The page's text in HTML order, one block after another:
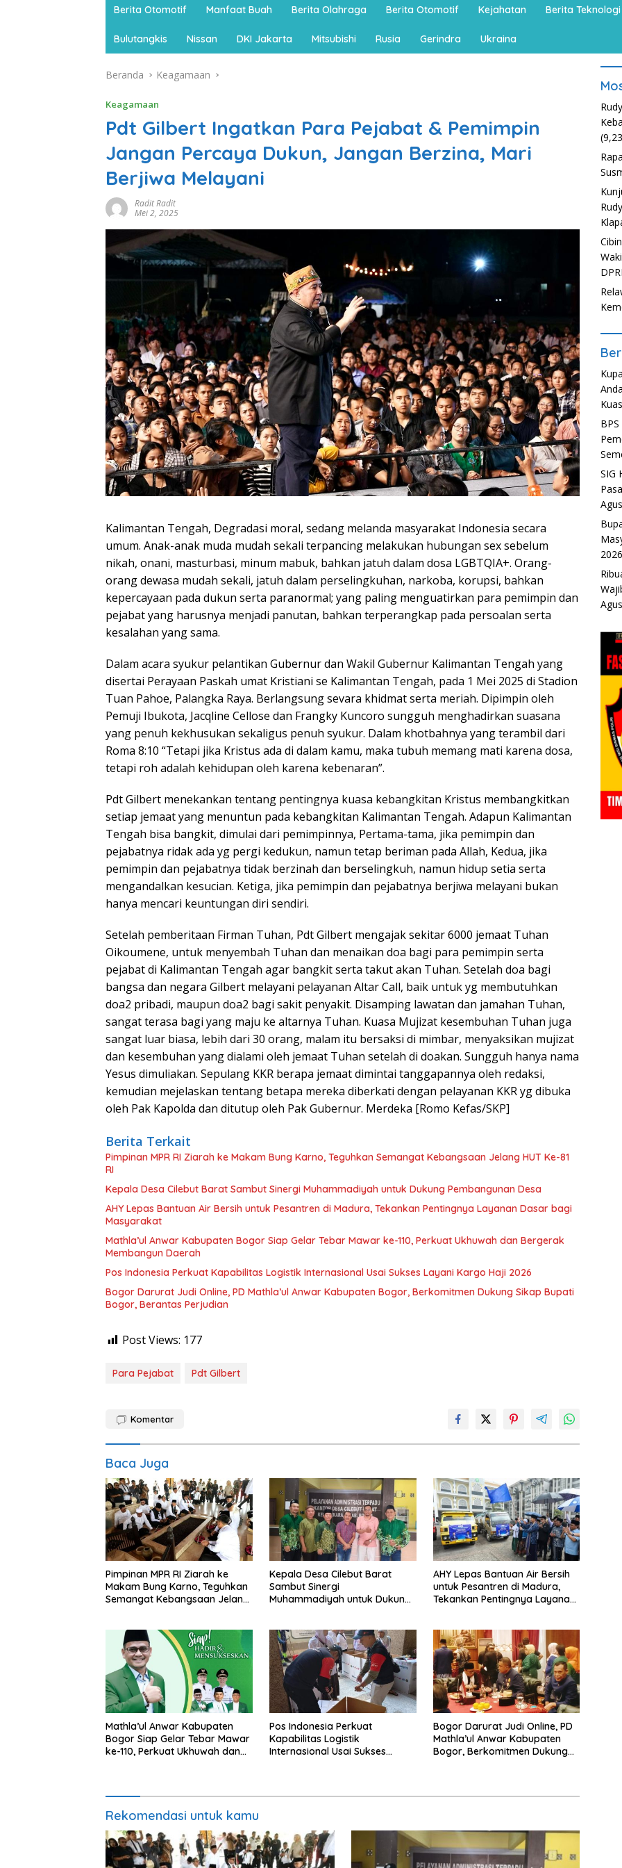
Berita Otomotif Manfaat Buah Berita Olahraga Berita Otomotif Kejahatan Berita Teknologi
Bulutangkis Nissan DKI Jakarta Mitsubishi Rusia Gerindra Ukraina
Beranda Keagamaan
Keagamaan
Pdt Gilbert Ingatkan Para Pejabat & Pemimpin
Jangan Percaya Dukun, Jangan Berzina, Mari
Berjiwa Melayani
Radit Radit
Mei 2, 2025
Kalimantan Tengah, Degradasi moral, sedang melanda masyarakat Indonesia secara
umum. Anak-anak muda mudah sekali terpancing melakukan hubungan sex sebelum
nikah, onani, masturbasi, minum mabuk, bahkan jatuh dalam dosa LGBTQIA+. Orang-
orang dewasa mudah sekali, jatuh dalam perselingkuhan, narkoba, korupsi, bahkan
kepercayaan pada dukun serta paranormal; yang paling menguatirkan para pemimpin dan
pejabat yang harusnya menjadi panutan, bahkan terperangkap pada persoalan serta
kesalahan yang sama.
Dalam acara syukur pelantikan Gubernur dan Wakil Gubernur Kalimantan Tengah yang
disertai Perayaan Paskah umat Kristiani se Kalimantan Tengah, pada 1 Mei 2025 di Stadion
Tuan Pahoe, Palangka Raya. Berlangsung sevara khidmat serta meriah. Dipimpin oleh
Pemuji Ibukota, Jacqline Cellose dan Frangky Kuncoro sungguh menghadirkan suasana
yang penuh kekhusukan sekaligus penuh syukur. Dalam khotbahnya yang terambil dari
Roma 8:10 “Tetapi jika Kristus ada di dalam kamu, maka tubuh memang mati karena dosa,
tetapi roh adalah kehidupan oleh karena kebenaran”.
Pdt Gilbert menekankan tentang pentingnya kuasa kebangkitan Kristus membangkitkan
setiap jemaat yang menuntun pada kebangkitan Kalimantan Tengah. Adapun Kalimantan
Tengah bisa bangkit, dimulai dari pemimpinnya, Pertama-tama, jika pemimpin dan
pejabatnya ridak ada yg pergi kedukun, namun tetap beriman pada Allah, Kedua, jika
pemimpin dan pejabatnya tidak berzinah dan berselingkuh, namun hidup setia serta
mengandalkan kesucian. Ketiga, jika pemimpin dan pejabatnya berjiwa melayani bukan
hanya mencari keuntungan diri sendiri.
Setelah pemberitaan Firman Tuhan, Pdt Gilbert mengajak sekitar 6000 jemaat Tuhan
Oikoumene, untuk menyembah Tuhan dan menaikan doa bagi para pemimpin serta
pejabat di Kalimantan Tengah agar bangkit serta takut akan Tuhan. Setelah doa bagi
bangsa dan negara Gilbert melayani pelayanan Altar Call, baik untuk yg membutuhkan
doa2 pribadi, maupun doa2 bagi sakit penyakit. Disamping lawatan dan jamahan Tuhan,
sangat terasa bagi yang maju ke altarnya Tuhan. Kuasa Mujizat kesembuhan Tuhan juga
sangat luar biasa, lebih dari 30 orang, malam itu bersaksi di mimbar, menyaksikan mujizat
dan kesembuhan yang dialami oleh jemaat Tuhan setelah di doakan. Sungguh hanya nama
Yesus dimuliakan. Sepulang KKR berapa jemaat dimintai tanggapannya oleh redaksi,
kemudian mejelaskan tentang betapa mereka diberkati dengan pelayanan KKR yg dibuka
oleh Pak Kapolda dan ditutup oleh Pak Gubernur. Merdeka [Romo Kefas/SKP]
Berita Terkait
Pimpinan MPR RI Ziarah ke Makam Bung Karno, Teguhkan Semangat Kebangsaan Jelang HUT Ke-81
RI
Kepala Desa Cilebut Barat Sambut Sinergi Muhammadiyah untuk Dukung Pembangunan Desa
AHY Lepas Bantuan Air Bersih untuk Pesantren di Madura, Tekankan Pentingnya Layanan Dasar bagi
Masyarakat
Mathla’ul Anwar Kabupaten Bogor Siap Gelar Tebar Mawar ke-110, Perkuat Ukhuwah dan Bergerak
Membangun Daerah
Pos Indonesia Perkuat Kapabilitas Logistik Internasional Usai Sukses Layani Kargo Haji 2026
Bogor Darurat Judi Online, PD Mathla’ul Anwar Kabupaten Bogor, Berkomitmen Dukung Sikap Bupati
Bogor, Berantas Perjudian
Post Views: 177
Para Pejabat Pdt Gilbert
Komentar
Baca Juga
Pimpinan MPR RI Ziarah ke
Makam Bung Karno, Teguhkan
Semangat Kebangsaan Jelang
Kepala Desa Cilebut Barat
Sambut Sinergi
Muhammadiyah untuk Dukung
AHY Lepas Bantuan Air Bersih
untuk Pesantren di Madura,
Tekankan Pentingnya Layanan
Mathla’ul Anwar Kabupaten
Bogor Siap Gelar Tebar Mawar
ke-110, Perkuat Ukhuwah dan
Pos Indonesia Perkuat
Kapabilitas Logistik
Internasional Usai Sukses
Bogor Darurat Judi Online, PD
Mathla’ul Anwar Kabupaten
Bogor, Berkomitmen Dukung
Rekomendasi untuk kamu
SIG